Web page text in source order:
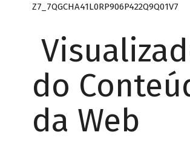
Z7_7QGCHA41L0RP906P422Q9Q01V7
do
da Web